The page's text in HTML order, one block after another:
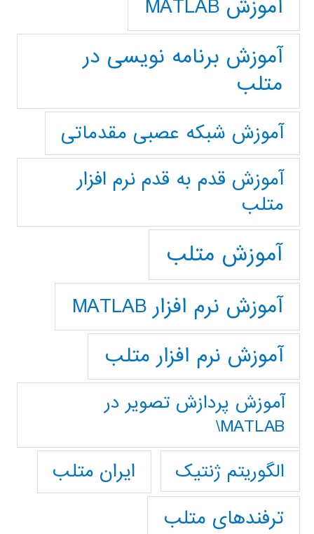
آموزش MATLAB
آموزش برنامه نویسی در
متلب
آموزش شبکه عصبی مقدماتی
آموزش قدم به قدم نرم افزار
متلب
آموزش متلب
آموزش نرم افزار MATLAB
آموزش نرم افزار متلب
آموزش پردازش تصوير در
MATLAB\
الگوریتم ژنتیک
ایران متلب
ترفندهای متلب